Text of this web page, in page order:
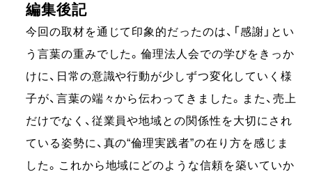
編集後記
今回の取材を通じて印象的だったのは、「感謝」とい
う言葉の重みでした。倫理法人会での学びをきっか
けに、日常の意識や行動が少しずつ変化していく様
子が、言葉の端々から伝わってきました。また、売上
だけでなく、従業員や地域との関係性を大切にされ
ている姿勢に、真の“倫理実践者”の在り方を感じま
した。これから地域にどのような信頼を築いていか